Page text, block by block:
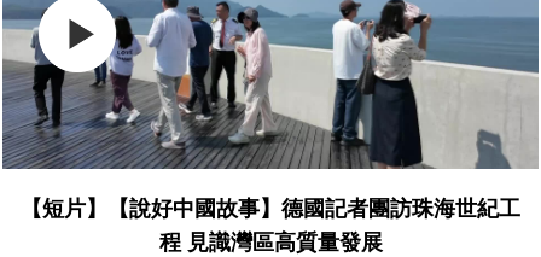
【短片】【說好中國故事】德國記者團訪珠海世紀工
程 見識灣區高質量發展